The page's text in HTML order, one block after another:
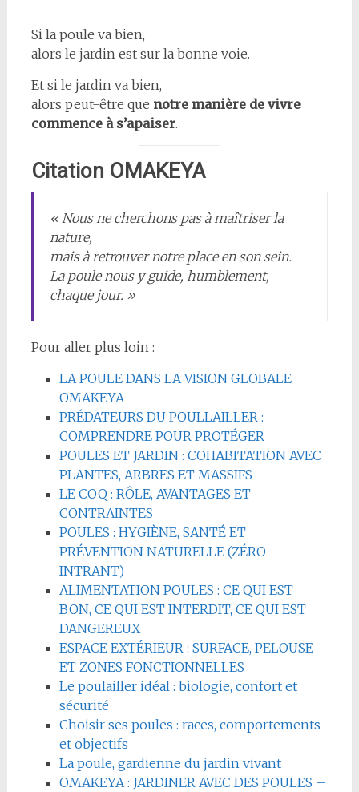
Si la poule va bien,
alors le jardin est sur la bonne voie.
Et si le jardin va bien,
alors peut-être que notre manière de vivre
commence à s’apaiser.
Citation OMAKEYA
« Nous ne cherchons pas à maîtriser la
nature,
mais à retrouver notre place en son sein.
La poule nous y guide, humblement,
chaque jour. »
Pour aller plus loin :
LA POULE DANS LA VISION GLOBALE
OMAKEYA
PRÉDATEURS DU POULLAILLER :
COMPRENDRE POUR PROTÉGER
POULES ET JARDIN : COHABITATION AVEC
PLANTES, ARBRES ET MASSIFS
LE COQ : RÔLE, AVANTAGES ET
CONTRAINTES
POULES : HYGIÈNE, SANTÉ ET
PRÉVENTION NATURELLE (ZÉRO
INTRANT)
ALIMENTATION POULES : CE QUI EST
BON, CE QUI EST INTERDIT, CE QUI EST
DANGEREUX
ESPACE EXTÉRIEUR : SURFACE, PELOUSE
ET ZONES FONCTIONNELLES
Le poulailler idéal : biologie, confort et
sécurité
Choisir ses poules : races, comportements
et objectifs
La poule, gardienne du jardin vivant
OMAKEYA : JARDINER AVEC DES POULES –